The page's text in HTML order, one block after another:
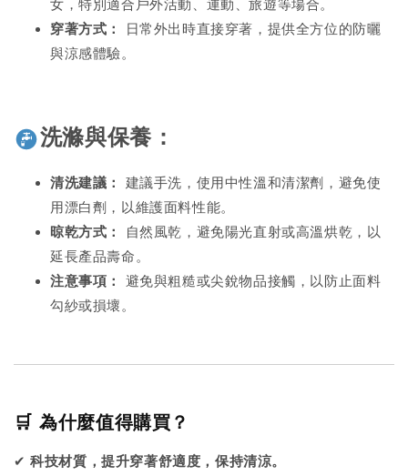
女，特別適合戶外活動、運動、旅遊等場合。
穿著方式：
日常外出時直接穿著，提供全方位的防曬
與涼感體驗。
洗滌與保養：
清洗建議：
建議手洗，使用中性溫和清潔劑，避免使
用漂白劑，以維護面料性能。
晾乾方式：
自然風乾，避免陽光直射或高溫烘乾，以
延長產品壽命。
注意事項：
避免與粗糙或尖銳物品接觸，以防止面料
勾紗或損壞。
🛒 為什麼值得購買？
✔科技材質，提升穿著舒適度，保持清涼。